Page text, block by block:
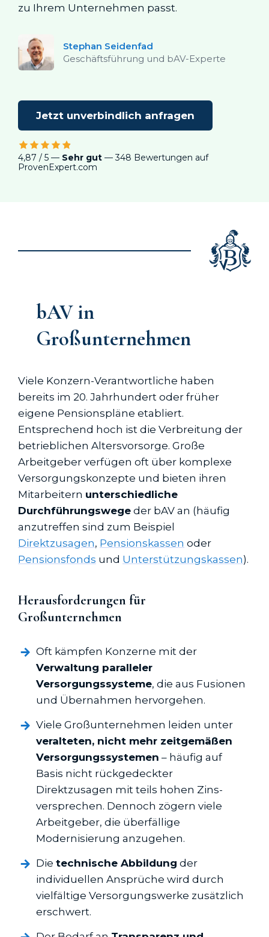
zu Ihrem Unternehmen passt.
Stephan Seidenfad
Geschäftsführung und bAV-Experte
Jetzt unverbindlich anfragen
4,87 / 5 — Sehr gut — 348 Bewertungen auf
ProvenExpert.com
bAV in
Großunternehmen
Viele Konzern-Verantwortliche haben
bereits im 20. Jahrhundert oder früher
eigene Pensionspläne etabliert.
Entsprechend hoch ist die Verbreitung der
betrieblichen Altersvorsorge. Große
Arbeitgeber verfügen oft über komplexe
Versorgungskonzepte und bieten ihren
Mitarbeitern unterschiedliche
Durchführungswege der bAV an (häufig
anzutreffen sind zum Beispiel
Direktzusagen, Pensionskassen oder
Pensionsfonds und Unterstützungs­kassen).
Herausforderungen für
Großunternehmen
Oft kämpfen Konzerne mit der
Verwaltung paralleler
Versorgungssysteme, die aus Fusionen
und Übernahmen hervorgehen.
Viele Großunternehmen leiden unter
veralteten, nicht mehr zeitgemäßen
Versorgungssystemen – häufig auf
Basis nicht rückgedeckter
Direktzusagen mit teils hohen Zins­
versprechen. Dennoch zögern viele
Arbeitgeber, die überfällige
Modernisierung anzugehen.
Die technische Abbildung der
individuellen Ansprüche wird durch
vielfältige Versorgungswerke zusätzlich
erschwert.